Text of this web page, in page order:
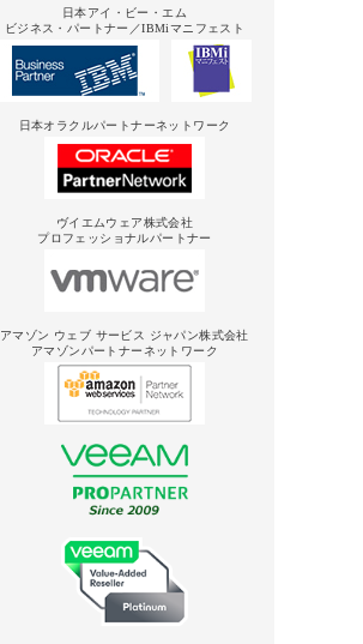
日本アイ・ビー・エム
ビジネス・パートナー／IBMiマニフェスト
日本オラクルパートナーネットワーク
ヴイエムウェア株式会社
プロフェッショナルパートナー
アマゾン ウェブ サービス ジャパン株式会社
アマゾンパートナーネットワーク